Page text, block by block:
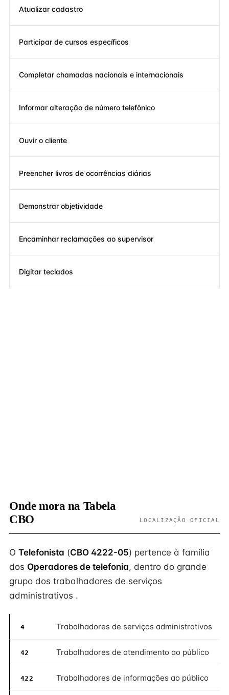
Atualizar cadastro
Participar de cursos específicos
Completar chamadas nacionais e internacionais
Informar alteração de número telefônico
Ouvir o cliente
Preencher livros de ocorrências diárias
Demonstrar objetividade
Encaminhar reclamações ao supervisor
Digitar teclados
Onde mora na Tabela
CBO
LOCALIZAÇÃO OFICIAL
O Telefonista (CBO 4222-05) pertence à família
dos Operadores de telefonia, dentro do grande
grupo dos trabalhadores de serviços
administrativos .
4 Trabalhadores de serviços administrativos
42 Trabalhadores de atendimento ao público
422 Trabalhadores de informações ao público